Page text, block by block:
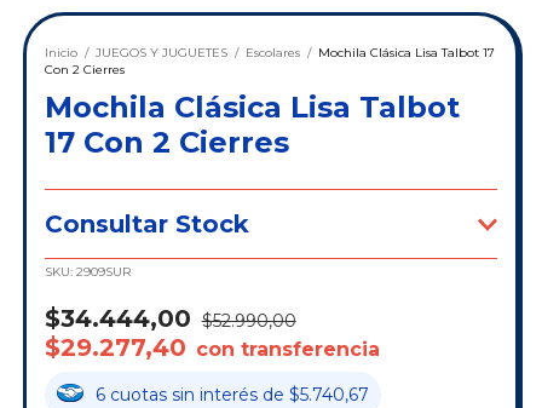
Inicio / JUEGOS Y JUGUETES / Escolares / Mochila Clásica Lisa Talbot 17
Con 2 Cierres
Mochila Clásica Lisa Talbot
17 Con 2 Cierres
Consultar Stock
SKU: 2909SUR
$34.444,00 $52.990,00
$29.277,40 con transferencia
6 cuotas sin interés de $5.740,67